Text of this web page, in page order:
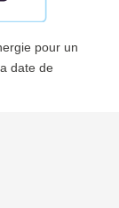
pour un
date de